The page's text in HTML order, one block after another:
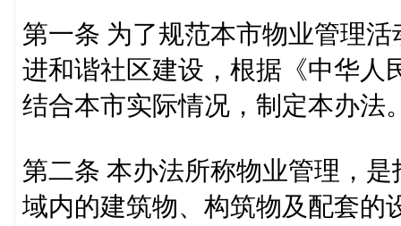
第一条 为了规范本市物业管理
进和谐社区建设，根据《中华人
结合本市实际情况，制定本办法
第二条 本办法所称物业管理，
域内的建筑物、构筑物及配套的